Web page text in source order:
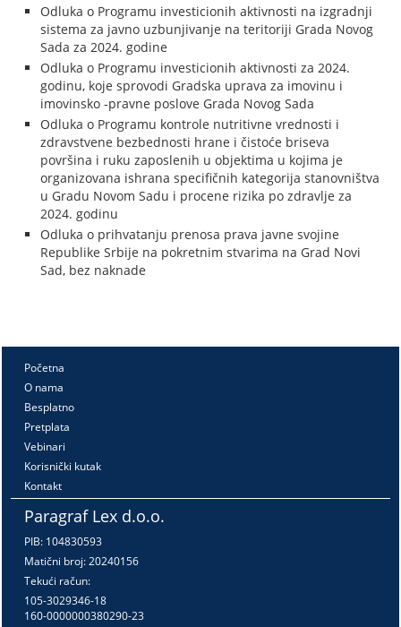
Odluka o Programu investicionih aktivnosti na izgradnji
sistema za javno uzbunjivanje na teritoriji Grada Novog
Sada za 2024. godine
Odluka o Programu investicionih aktivnosti za 2024.
godinu, koje sprovodi Gradska uprava za imovinu i
imovinsko -pravne poslove Grada Novog Sada
Odluka o Programu kontrole nutritivne vrednosti i
zdravstvene bezbednosti hrane i čistoće briseva
površina i ruku zaposlenih u objektima u kojima je
organizovana ishrana specifičnih kategorija stanovništva
u Gradu Novom Sadu i procene rizika po zdravlje za
2024. godinu
Odluka o prihvatanju prenosa prava javne svojine
Republike Srbije na pokretnim stvarima na Grad Novi
Sad, bez naknade
Početna
O nama
Besplatno
Pretplata
Vebinari
Korisnički kutak
Kontakt
Paragraf Lex d.o.o.
PIB: 104830593
Matični broj: 20240156
Tekući račun:
105-3029346-18
160-0000000380290-23